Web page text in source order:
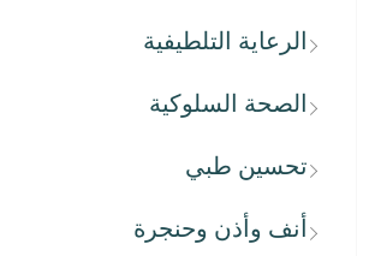
الرعاية التلطيفية
الصحة السلوكية
تحسين طبي
أنف وأذن وحنجرة